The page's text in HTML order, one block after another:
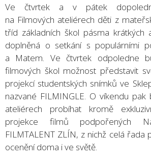
Ve čtvrtek a v pátek
na Filmových ateliérech děti z
tříd základních škol pásma krátkých
doplněná o setkání s populárními
a Matem. Ve čtvrtek odpoledne
filmových škol možnost představit
projekcí studentských snímků ve
nazvané FILMINGLE. O víkendu pak
ateliérech probíhat kromě
projekce filmů podpořených
FILMTALENT ZLÍN, z nichž celá řada
ocenění doma i ve světě.